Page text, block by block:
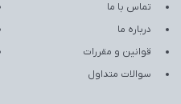
تماس با ما
درباره ما
قوانین و مقررات
سوالات متداول